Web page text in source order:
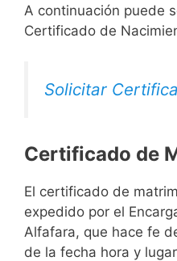
A continuación puede
Certificado de
Solicitar
Certificado de
El certificado de
expedido por el
Alfafara, que hace fe
de la fecha hora y